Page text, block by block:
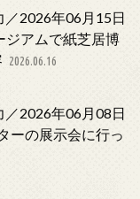
／2026年06月15日
ジアムで紙芝居博
2026.06.16
／2026年06月08日
ーの展示会に行っ